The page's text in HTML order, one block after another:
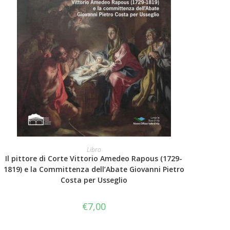
AGGIUNGI AL CARRELLO
Libro
Il pittore di Corte Vittorio Amedeo Rapous (1729-
1819) e la Committenza dell’Abate Giovanni Pietro
Costa per Usseglio
€7,00